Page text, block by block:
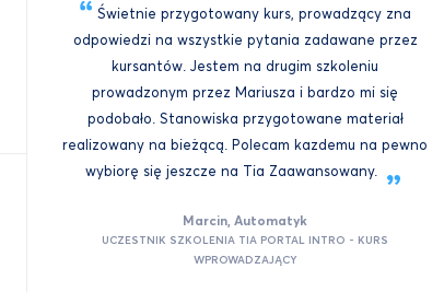
Świetnie przygotowany kurs, prowadzący zna
odpowiedzi na wszystkie pytania zadawane przez
kursantów. Jestem na drugim szkoleniu
prowadzonym przez Mariusza i bardzo mi się
podobało. Stanowiska przygotowane materiał
realizowany na bieżącą. Polecam kazdemu na pewno
wybiorę się jeszcze na Tia Zaawansowany.
Marcin, Automatyk
UCZESTNIK SZKOLENIA TIA PORTAL INTRO - KURS
WPROWADZAJĄCY